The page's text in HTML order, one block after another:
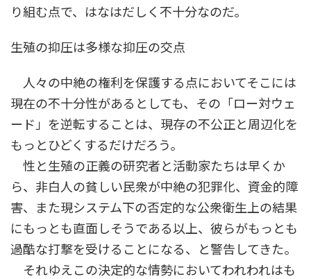
り組む点で、はなはだしく不十分なのだ。
生殖の抑圧は多様な抑圧の交点
人々の中絶の権利を保護する点においてそこには
現在の不十分性があるとしても、その「ロー対ウェ
ード」を逆転することは、現存の不公正と周辺化を
もっとひどくするだけだろう。
性と生殖の正義の研究者と活動家たちは早くか
ら、非白人の貧しい民衆が中絶の犯罪化、資金的障
害、また現システム下の否定的な公衆衛生上の結果
にもっとも直面しそうである以上、彼らがもっとも
過酷な打撃を受けることになる、と警告してきた。
それゆえこの決定的な情勢においてわれわれはも